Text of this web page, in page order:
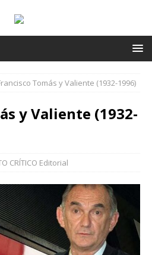
Tomás y Valiente (1932-1996)
y Valiente (1932-
CRÍTICO Editorial